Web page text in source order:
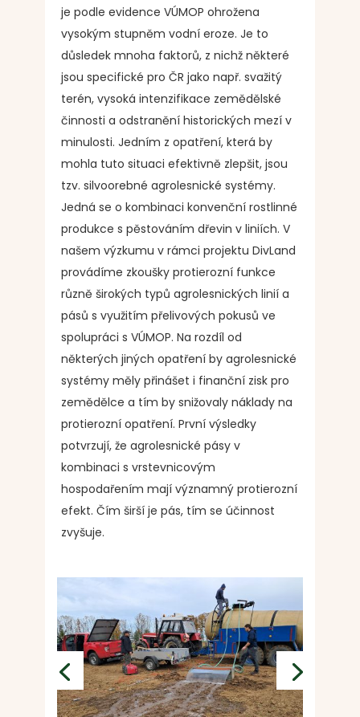
je podle evidence VÚMOP ohrožena
vysokým stupněm vodní eroze. Je to
důsledek mnoha faktorů, z nichž některé
jsou specifické pro ČR jako např. svažitý
terén, vysoká intenzifikace zemědělské
činnosti a odstranění historických mezí v
minulosti. Jedním z opatření, která by
mohla tuto situaci efektivně zlepšit, jsou
tzv. silvoorebné agrolesnické systémy.
Jedná se o kombinaci konvenční rostlinné
produkce s pěstováním dřevin v liniích. V
našem výzkumu v rámci projektu DivLand
provádíme zkoušky protierozní funkce
různě širokých typů agrolesnických linií a
pásů s využitím přelivových pokusů ve
spolupráci s VÚMOP. Na rozdíl od
některých jiných opatření by agrolesnické
systémy měly přinášet i finanční zisk pro
zemědělce a tím by snižovaly náklady na
protierozní opatření. První výsledky
potvrzují, že agrolesnické pásy v
kombinaci s vrstevnicovým
hospodařením mají významný protierozní
efekt. Čím širší je pás, tím se účinnost
zvyšuje.